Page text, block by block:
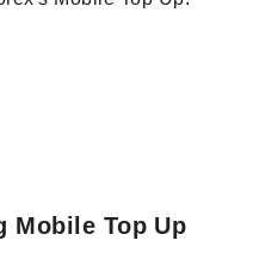
Mobile Top Up